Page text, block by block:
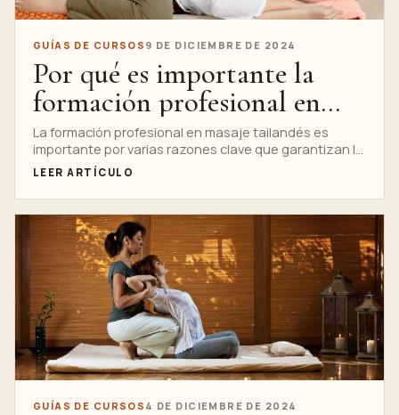
GUÍAS DE CURSOS 9 DE DICIEMBRE DE 2024
Por qué es importante la
formación profesional en
masaje tailandés
La formación profesional en masaje tailandés es
importante por varias razones clave que garantizan la
seguridad, eficacia y autenticidad...
LEER ARTÍCULO
GUÍAS DE CURSOS 4 DE DICIEMBRE DE 2024